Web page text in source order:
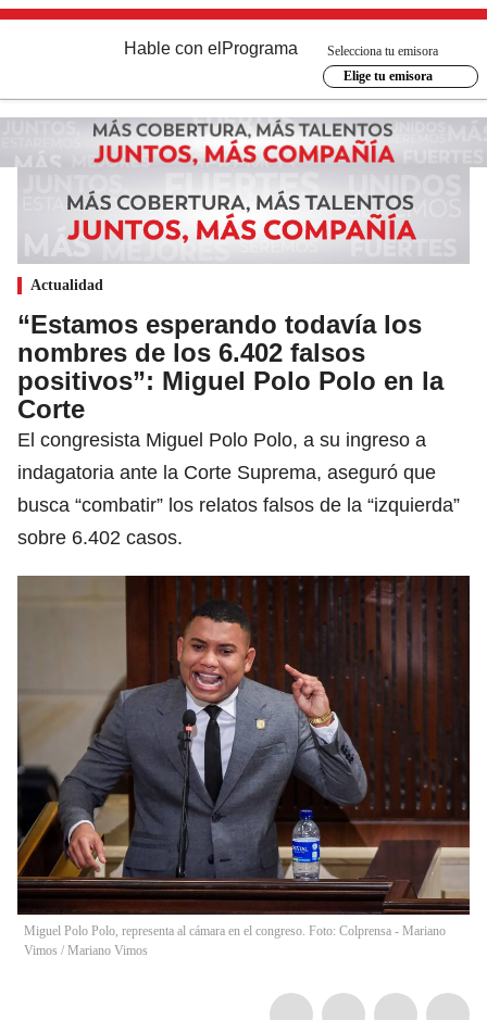
Hable con el Programa
Selecciona tu emisora
Elige tu emisora
Actualidad
“Estamos esperando todavía los
nombres de los 6.402 falsos
positivos”: Miguel Polo Polo en la
Corte
El congresista Miguel Polo Polo, a su ingreso a
indagatoria ante la Corte Suprema, aseguró que
busca “combatir” los relatos falsos de la “izquierda”
sobre 6.402 casos.
Miguel Polo Polo, representa al cámara en el congreso. Foto: Colprensa - Mariano
Vimos / Mariano Vimos